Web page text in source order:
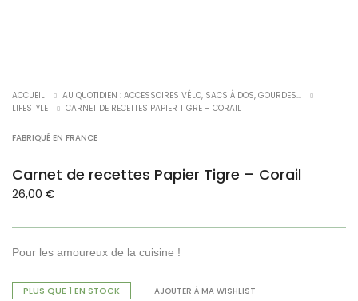
ACCUEIL
AU QUOTIDIEN : ACCESSOIRES VÉLO, SACS À DOS, GOURDES...
LIFESTYLE
CARNET DE RECETTES PAPIER TIGRE – CORAIL
FABRIQUÉ EN FRANCE
Carnet de recettes Papier Tigre – Corail
26,00 €
Pour les amoureux de la cuisine !
PLUS QUE 1 EN STOCK AJOUTER À MA WISHLIST